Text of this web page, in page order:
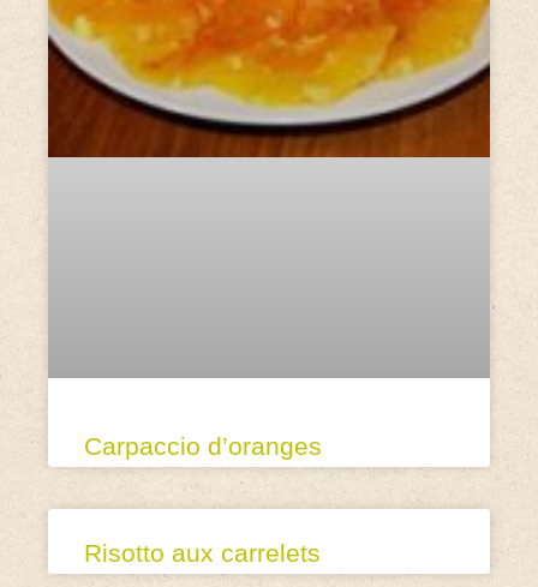
Carpaccio d’oranges
Risotto aux carrelets